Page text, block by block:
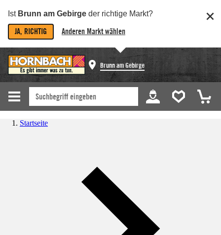
Ist Brunn am Gebirge der richtige Markt?
JA, RICHTIG Anderen Markt wählen
Brunn am Gebirge
Startseite